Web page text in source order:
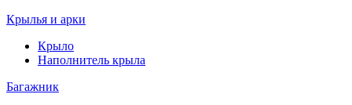
Крылья и арки
Крыло
Наполнитель крыла
Багажник